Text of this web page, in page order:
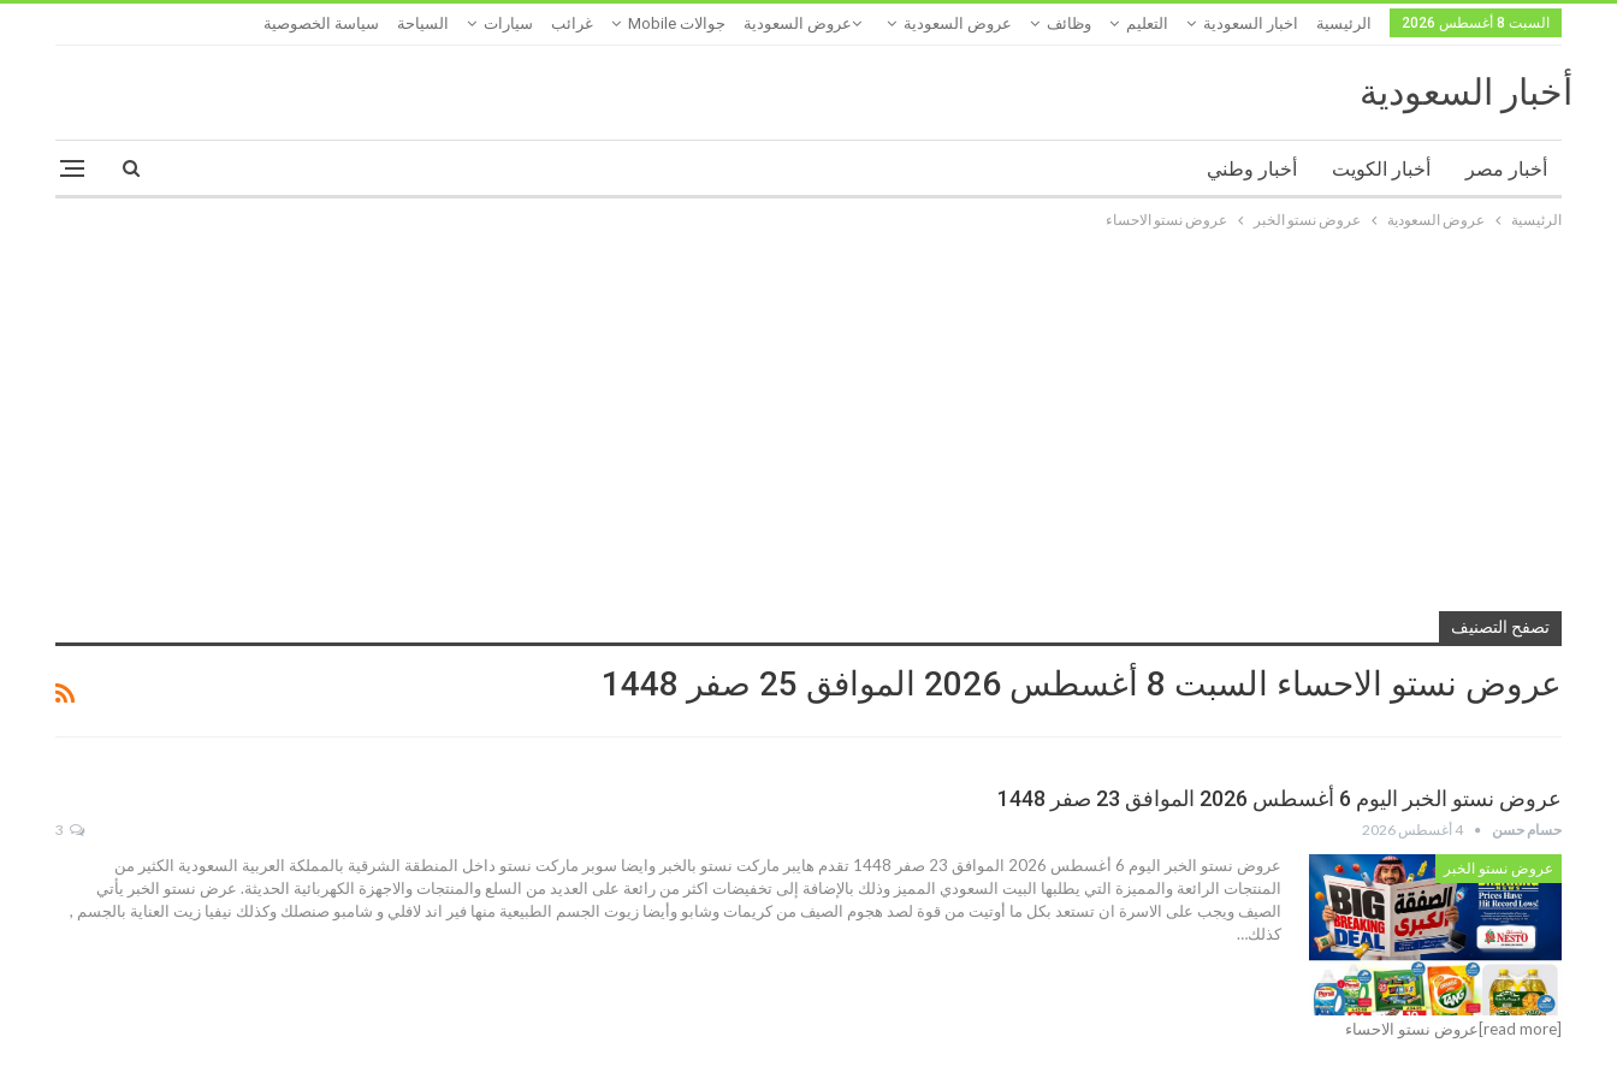
السبت 8 أغسطس 2026 الرئيسية اخبار السعودية التعليم وظائف عروض السعودية عروض السعودية جوالات Mobile غرائب سيارات السياحة سياسة الخصوصية
أخبار السعودية
أخبار مصر أخبار الكويت أخبار وطني
الرئيسية عروض السعودية عروض نستو الخبر عروض نستو الاحساء
تصفح التصنيف
عروض نستو الاحساء السبت 8 أغسطس 2026 الموافق 25 صفر 1448
عروض نستو الخبر اليوم 6 أغسطس 2026 الموافق 23 صفر 1448
حسام حسن 4 أغسطس 2026
عروض نستو الخبر
عروض نستو الخبر اليوم 6 أغسطس 2026 الموافق 23 صفر 1448 تقدم هايبر ماركت نستو بالخبر وايضا سوبر ماركت نستو داخل المنطقة الشرقية بالمملكة العربية السعودية الكثير من
المنتجات الرائعة والمميزة التي يطلبها البيت السعودي المميز وذلك بالإضافة إلى تخفيضات اكثر من رائعة على العديد من السلع والمنتجات والاجهزة الكهربائية الحديثة. عرض نستو الخبر يأتي
الصيف ويجب على الاسرة ان تستعد بكل ما أوتيت من قوة لصد هجوم الصيف من كريمات وشابو وأيضا زيوت الجسم الطبيعية منها فير اند لافلي و شامبو صنصلك وكذلك نيفيا زيت العناية بالجسم ,
كذلك…
[read more]عروض نستو الاحساء